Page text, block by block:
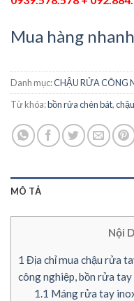
Mua hàng
Danh mục:CHẬU RỬA CÔNG
Từ khóa:bồn rửa chén bát,
MÔ TẢ
Nội
1 Địa chỉ mua chậu rửa
công nghiệp, bồn rửa
1.1 Máng rửa tay